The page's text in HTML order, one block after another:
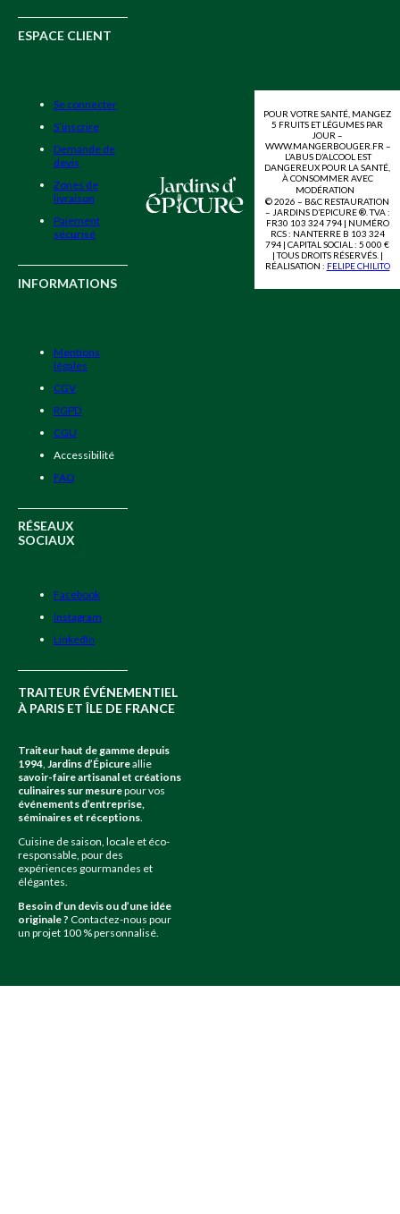
ESPACE CLIENT
Se connecter
S’inscrire
Demande de
devis
Zones de
livraison
Paiement
sécurisé
INFORMATIONS
Mentions
légales
CGV
RGPD
CGU
Accessibilité
FAQ
RÉSEAUX
SOCIAUX
Facebook
Instagram
LinkedIn
TRAITEUR ÉVÉNEMENTIEL
À PARIS ET ÎLE DE FRANCE
Traiteur haut de gamme depuis
1994, Jardins d’Épicureallie
savoir-faire artisanal et créations
culinaires sur mesurepour vos
événements d’entreprise,
séminaires et réceptions.
Cuisine de saison, locale et éco-
responsable, pour des
expériences gourmandes et
élégantes.
Besoin d’un devis ou d’une idée
originale ? Contactez-nous pour
un projet 100 % personnalisé.
POUR VOTRE SANTÉ, MANGEZ
5 FRUITS ET LÉGUMES PAR
JOUR –
WWW.MANGERBOUGER.FR –
L’ABUS D’ALCOOL EST
DANGEREUX POUR LA SANTÉ,
À CONSOMMER AVEC
MODÉRATION
© 2026 – B&C RESTAURATION
– JARDINS D’EPICURE ®. TVA :
FR30 103 324 794 | NUMÉRO
RCS : NANTERRE B 103 324
794 | CAPITAL SOCIAL : 5 000 €
| TOUS DROITS RÉSERVÉS. |
RÉALISATION : FELIPE CHILITO